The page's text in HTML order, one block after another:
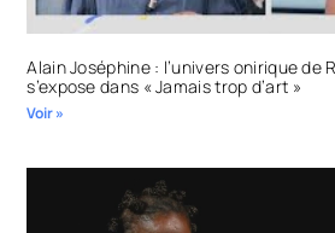
Alain Joséphine : l’univers onirique de
s’expose dans « Jamais trop d’art »
Voir »